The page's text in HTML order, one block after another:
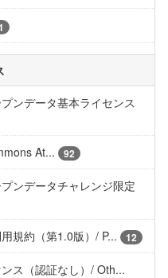
ンデータ基本ライセンス
At... 92
ンデータチャレンジ限定
規約（第1.0版）/ P... 12
ス（認証なし）/ Oth...